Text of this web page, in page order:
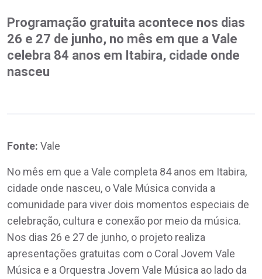
Programação gratuita acontece nos dias
26 e 27 de junho, no mês em que a Vale
celebra 84 anos em Itabira, cidade onde
nasceu
Fonte: Vale
No mês em que a Vale completa 84 anos em Itabira,
cidade onde nasceu, o Vale Música convida a
comunidade para viver dois momentos especiais de
celebração, cultura e conexão por meio da música.
Nos dias 26 e 27 de junho, o projeto realiza
apresentações gratuitas com o Coral Jovem Vale
Música e a Orquestra Jovem Vale Música ao lado da